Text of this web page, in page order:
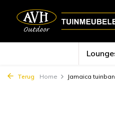
Terug Home Jamaica